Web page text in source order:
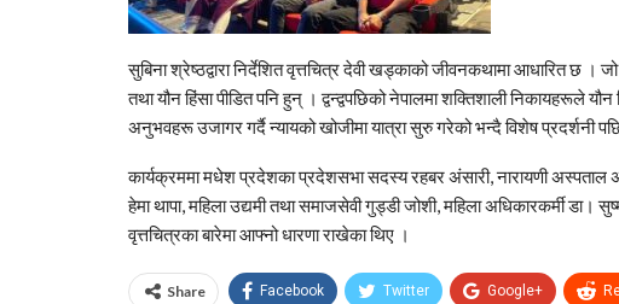
सुबिना श्रेष्ठद्वारा निर्देशित वृत्तचित्र देवी खड्काको जीवनकथामा आधारित छ ।
तथा यौन हिंसा पीडित पनि हुन् । द्वन्द्वपछिको नेपालमा शक्तिशाली निकायहरूले
अनुभवहरू उजागर गर्दै न्यायको खोजीमा यात्रा सुरु गरेको भन्दै विशेष प्रदर्शनी
कार्यक्रममा मधेश प्रदेशका प्रदेशसभा सदस्य रहबर अंसारी, नारायणी अस्पताल
हेमा थापा, महिला उद्यमी तथा समाजसेवी गुड्डी जोशी, महिला अधिकारकर्मी डा।
वृत्तचित्रका बारेमा आफ्नो धारणा राखेका थिए ।
Share Facebook Twitter Google+